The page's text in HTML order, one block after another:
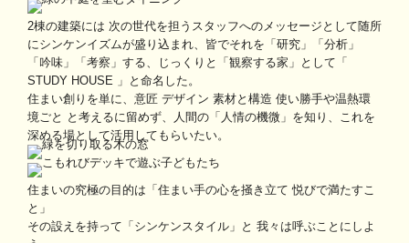
2棟の建築には 次の世代を担うスタッフへのメッセージとして随所
にシンケンイズムが盛り込まれ、皆でそれを「研究」「分析」
「吟味」「考察」する、じっくりと「観察する家」として「
STUDY HOUSE 」と命名した。
住まい創りを単に、意匠 デザイン 素材と構造 使い勝手や温熱環
境ごと と考えるに留めず、人間の「人情の機微」を知り、これを
深める場として活用してもらいたい。
住まいの究極の目的は「住まい手の心を掻き立て 悦びで満たすこ
と」
その設えを持って「シンケンスタイル」と 我々は呼ぶことにしよ